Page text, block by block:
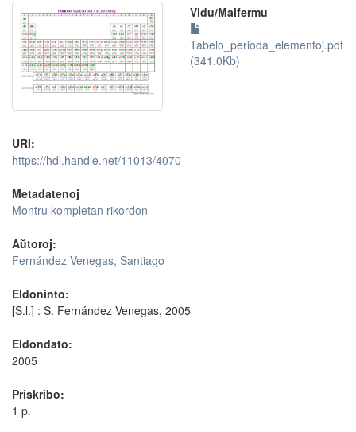
Vidu/Malfermu
Tabelo_perioda_elementoj.pdf
(341.0Kb)
URI:
https://hdl.handle.net/11013/4070
Metadatenoj
Montru kompletan rikordon
Aŭtoroj:
Fernández Venegas, Santiago
Eldoninto:
[S.l.] : S. Fernández Venegas, 2005
Eldondato:
2005
Priskribo:
1 p.